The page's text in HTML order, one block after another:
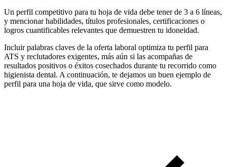
Un perfil competitivo para tu hoja de vida debe tener de 3 a 6 líneas,
y mencionar habilidades, títulos profesionales, certificaciones o
logros cuantificables relevantes que demuestren tu idoneidad.
Incluir palabras claves de la oferta laboral optimiza tu perfil para
ATS y reclutadores exigentes, más aún si las acompañas de
resultados positivos o éxitos cosechados durante tu recorrido como
higienista dental. A continuación, te dejamos un buen ejemplo de
perfil para una hoja de vida, que sirve como modelo.